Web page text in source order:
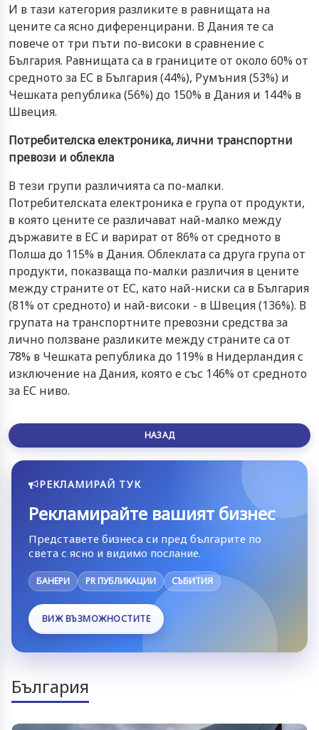
И в тази категория разликите в равнищата на
цените са ясно диференцирани. В Дания те са
повече от три пъти по-високи в сравнение с
България. Равнищата са в границите от около 60% от
средното за ЕС в България (44%), Румъния (53%) и
Чешката република (56%) до 150% в Дания и 144% в
Швеция.
Потребителска електроника, лични транспортни
превози и облекла
В тези групи различията са по-малки.
Потребителската електроника е група от продукти,
в която цените се различават най-малко между
държавите в ЕС и варират от 86% от средното в
Полша до 115% в Дания. Облеклата са друга група от
продукти, показваща по-малки различия в цените
между страните от ЕС, като най-ниски са в България
(81% от средното) и най-високи - в Швеция (136%). В
групата на транспортните превозни средства за
лично ползване разликите между страните са от
78% в Чешката република до 119% в Нидерландия с
изключение на Дания, която е със 146% от средното
за ЕС ниво.
НАЗАД
РЕКЛАМИРАЙ ТУК
Рекламирайте вашият бизнес
Представете бизнеса си пред българите по
света с ясно и видимо послание.
БАНЕРИ PR ПУБЛИКАЦИИ СЪБИТИЯ
ВИЖ ВЪЗМОЖНОСТИТЕ
България